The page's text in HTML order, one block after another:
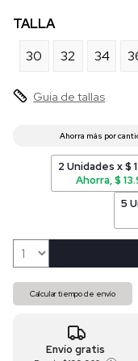
TALLA
30
32 34
Guia de tallas
2 Unidades x $
Ahorra, $
5
Calcular tiempo de envío
Envío gratis